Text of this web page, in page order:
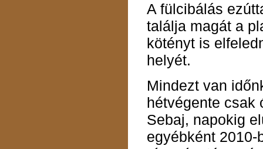
A fülcibálás
találja magát a
kötényt is
helyét.
Mindezt van
hétvégente csak
Sebaj, napokig
egyébként